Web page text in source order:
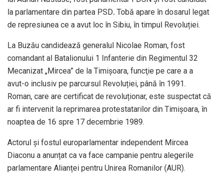
la parlamentare din partea PSD. Tobă apare în dosarul legat
de represiunea ce a avut loc în Sibiu, în timpul Revoluției.
La Buzău candidează generalul Nicolae Roman, fost
comandant al Batalionului 1 Infanterie din Regimentul 32
Mecanizat „Mircea” de la Timişoara, funcţie pe care a a
avut-o inclusiv pe parcursul Revoluției, până în 1991.
Roman, care are certificat de revoluționar, este suspectat că
ar fi intervenit la reprimarea protestatarilor din Timișoara, în
noaptea de 16 spre 17 decembrie 1989.
Actorul și fostul europarlamentar independent Mircea
Diaconu a anunțat ca va face campanie pentru alegerile
parlamentare Alianței pentru Unirea Romanilor (AUR).